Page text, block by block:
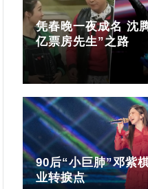
凭春晚一夜成名 沈
亿票房先生”之路
90后“小巨肺”邓紫
业转捩点